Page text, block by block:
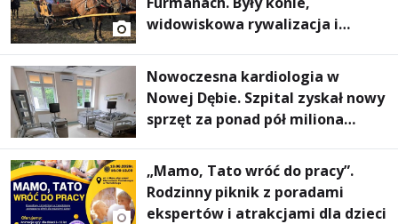
widowiskowa rywalizacja i
Nowoczesna kardiologia w
Nowej Dębie. Szpital zyskał nowy
sprzęt za ponad pół miliona
„Mamo, Tato wróć do pracy”.
Rodzinny piknik z poradami
ekspertów i atrakcjami dla dzieci